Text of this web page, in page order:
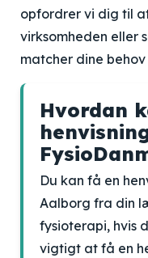
opfordrer vi dig til
virksomheden eller
matcher dine
Hvordan
Du kan få en
Aalborg fra din
fysioterapi, hvis
vigtigt at få en